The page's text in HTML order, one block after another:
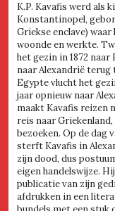
K.P. Kavafis werd als
Konstantinopel,
Griekse enclave)
woonde en werkte.
het gezin in 1872
naar Alexandrië terug
Egypte vlucht het
jaar opnieuw naar
maakt Kavafis reizen
reis naar
bezoeken. Op de dag
sterft Kavafis in
zijn dood, dus
eigen handelswijze.
publicatie van zijn
afdrukken in een